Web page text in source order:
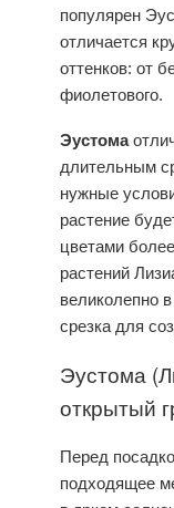
популярен
отличается
оттенков: от
фиолетового.
Эустома
длительным
нужные
растение
цветами
растений
великолепно
срезка для
Эустома
открытый
Перед
подходящее